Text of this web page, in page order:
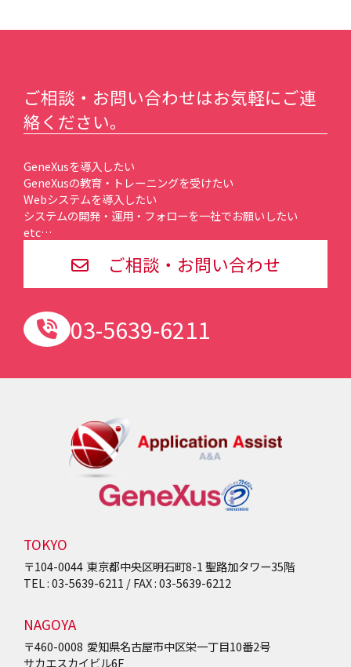
ご相談・お問い合わせはお気軽にご連
絡ください。
GeneXusを導入したい
GeneXusの教育・トレーニングを受けたい
Webシステムを導入したい
システムの開発・運用・フォローを一社でお願いしたい
etc…
ご相談・お問い合わせ
03-5639-6211
TOKYO
〒104-0044 東京都中央区明石町8-1 聖路加タワー35階
TEL : 03-5639-6211 / FAX : 03-5639-6212
NAGOYA
〒460-0008 愛知県名古屋市中区栄一丁目10番2号
サカエスカイビル6F